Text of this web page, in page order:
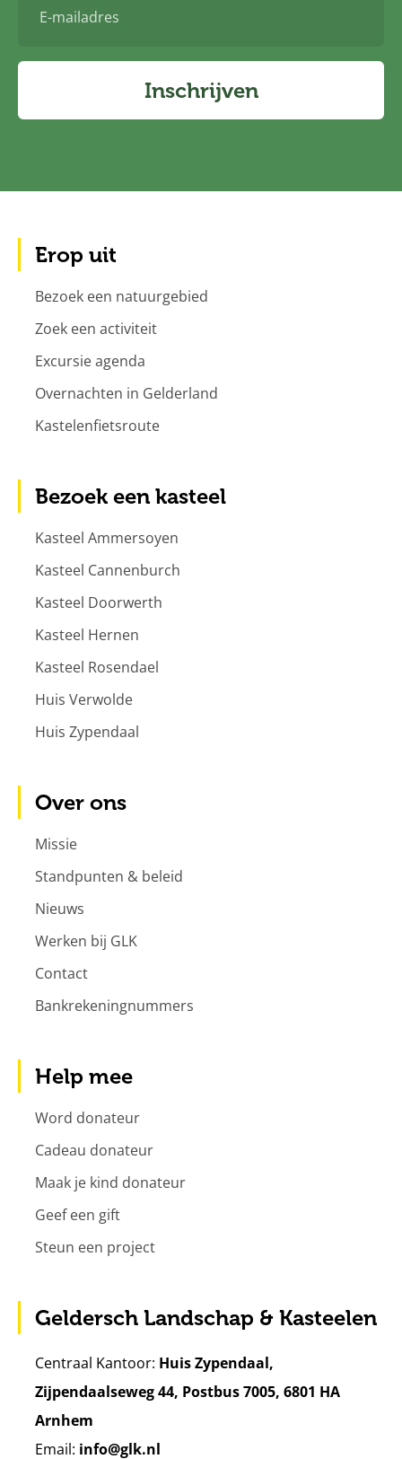
mailadres
Inschrijven
Erop uit
Bezoek een natuurgebied
Zoek een activiteit
Excursie agenda
Overnachten in Gelderland
Kastelenfietsroute
Bezoek een kasteel
Kasteel Ammersoyen
Kasteel Cannenburch
Kasteel Doorwerth
Kasteel Hernen
Kasteel Rosendael
Huis Verwolde
Huis Zypendaal
Over ons
Missie
Standpunten & beleid
Nieuws
Werken bij GLK
Contact
Bankrekeningnummers
Help mee
Word donateur
Cadeau donateur
Maak je kind donateur
Geef een gift
Steun een project
Geldersch Landschap & Kasteelen
Centraal Kantoor: Huis Zypendaal,
Zijpendaalseweg 44, Postbus 7005, 6801 HA
Arnhem
Email: info@glk.nl